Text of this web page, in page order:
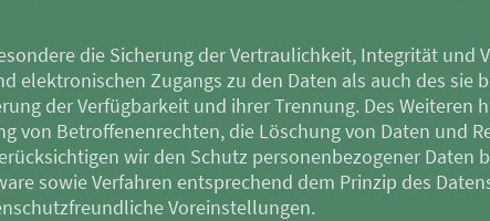
die Sicherung der Vertraulichkeit, Integrität und
elektronischen Zugangs zu den Daten als auch des sie
der Verfügbarkeit und ihrer Trennung. Des Weiteren
von Betroffenenrechten, die Löschung von Daten und
wir den Schutz personenbezogener Daten
sowie Verfahren entsprechend dem Prinzip des
Voreinstellungen.